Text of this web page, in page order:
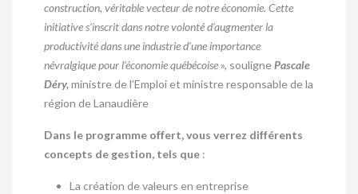
construction, véritable vecteur de notre économie. Cette
initiative s’inscrit dans notre volonté d’augmenter la
productivité dans une industrie d’une importance
névralgique pour l’économie québécoise», soulignePascale
Déry, ministre de l’Emploi et ministre responsable de la
région de Lanaudière
Dans le programme offert, vous verrez différents
concepts de gestion, tels que :
La création de valeurs en entreprise